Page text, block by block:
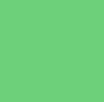
та індивідуальні
та балони від